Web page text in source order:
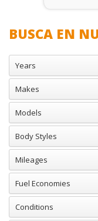
BUSCA EN
Years
Makes
Models
Body Styles
Mileages
Fuel Economies
Conditions